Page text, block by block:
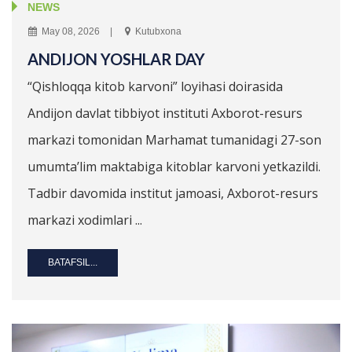
NEWS
May 08, 2026 Kutubxona
ANDIJON YOSHLAR DAY
“Qishloqqa kitob karvoni” loyihasi doirasida
Andijon davlat tibbiyot instituti Axborot-resurs
markazi tomonidan Marhamat tumanidagi 27-son
umumta’lim maktabiga kitoblar karvoni yetkazildi.
Tadbir davomida institut jamoasi, Axborot-resurs
markazi xodimlari ...
BATAFSIL...